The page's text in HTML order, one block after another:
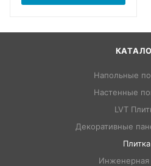
Напольные
Настенные
LVT
Декоративные
Плитка
Инженерная